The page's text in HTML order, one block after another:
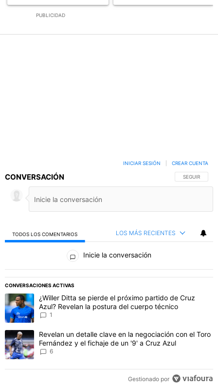
PUBLICIDAD
CONVERSACIÓN SIGA ESTA
SEGUIR
INICIAR SESIÓN CREAR CUENTA
TODOS LOS COMENTARIOS LOS MÁS RECIENTES
Todos los comentarios
Inicie la conversación
CONVERSACIONES ACTIVAS
Este listado muestra los artículos con más comentarios en los
Un artículo de tendencia con el título "¿Willer Ditta se pierde el
¿Willer Ditta se pierde el próximo partido de Cruz
Azul? Revelan la postura del cuerpo técnico
Un artículo de tendencia con el título "Revelan un detalle clave
Revelan un detalle clave en la negociación con el Toro